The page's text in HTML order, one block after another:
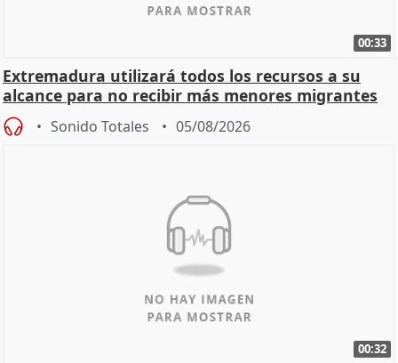
00:33
Extremadura utilizará todos los recursos a su
alcance para no recibir más menores migrantes
Sonido Totales 05/08/2026
00:32